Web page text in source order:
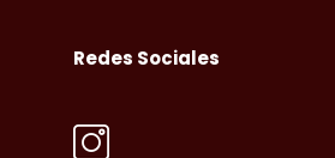
Redes Sociales